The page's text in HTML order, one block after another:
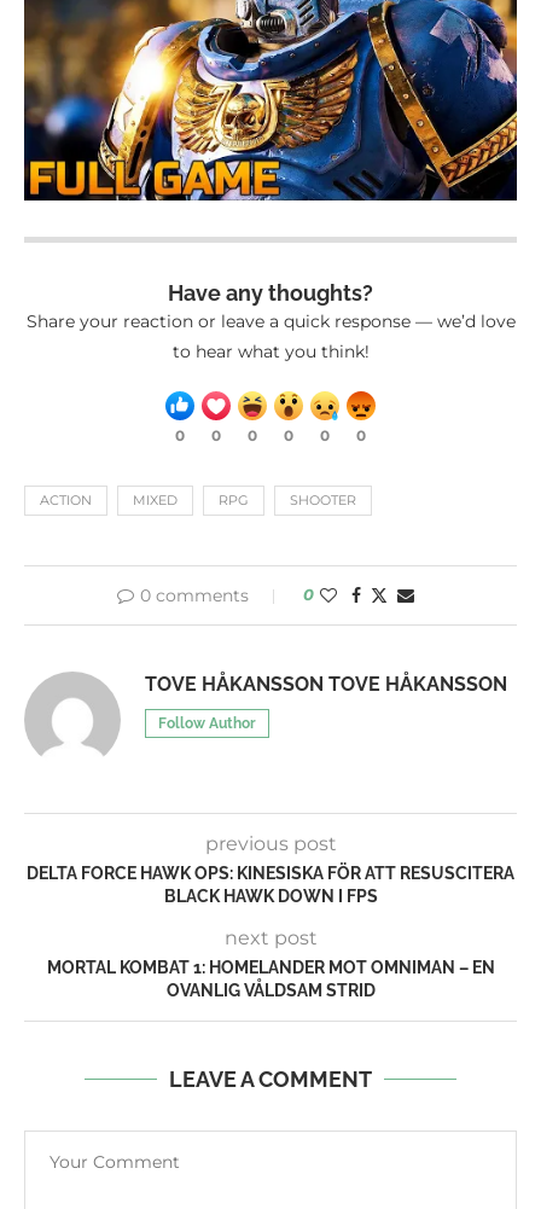
Have any thoughts?
Share your reaction or leave a quick response — we’d love
to hear what you think!
0 0 0 0 0 0
ACTION MIXED RPG SHOOTER
0 comments 0
TOVE HÅKANSSON TOVE HÅKANSSON
Follow Author
previous post
DELTA FORCE HAWK OPS: KINESISKA FÖR ATT RESUSCITERA
BLACK HAWK DOWN I FPS
next post
MORTAL KOMBAT 1: HOMELANDER MOT OMNIMAN – EN
OVANLIG VÅLDSAM STRID
LEAVE A COMMENT